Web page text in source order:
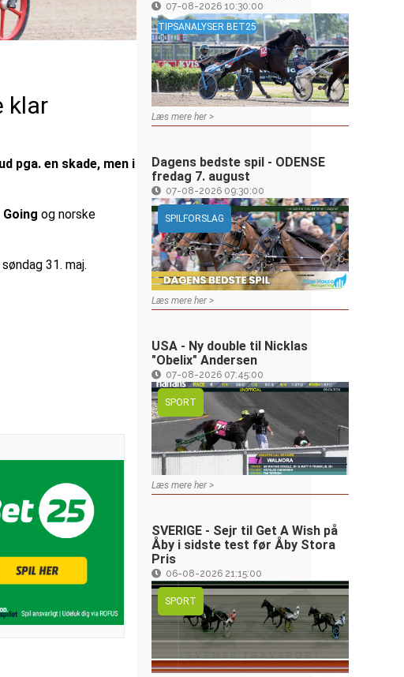
klar
pga. en skade, men i
Going og norske
31. maj.
07-08-2026 10:30:00
TIPSANALYSER BET25
Læs mere her >
Dagens bedste spil - ODENSE
fredag 7. august
07-08-2026 09:30:00
SPILFORSLAG
Læs mere her >
USA - Ny double til Nicklas
"Obelix" Andersen
07-08-2026 07:45:00
SPORT
Læs mere her >
SVERIGE - Sejr til Get A Wish på
Åby i sidste test før Åby Stora
Pris
06-08-2026 21:15:00
SPORT